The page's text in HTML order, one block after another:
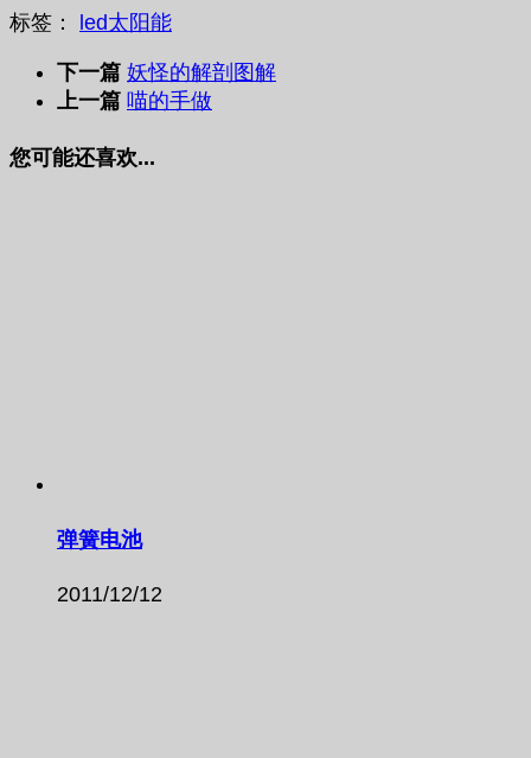
标签： led太阳能
下一篇 妖怪的解剖图解
上一篇 喵的手做
您可能还喜欢...
弹簧电池
2011/12/12